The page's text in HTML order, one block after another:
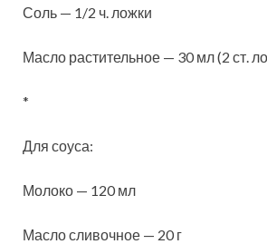
Соль — 1/2 ч. ложки
Масло растительное — 30 мл (2 ст.
*
Для соуса:
Молоко — 120 мл
Масло сливочное — 20 г